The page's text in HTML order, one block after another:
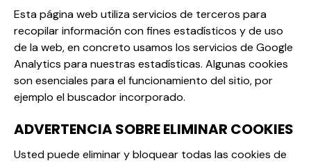
Esta página web utiliza servicios de terceros para
recopilar información con fines estadísticos y de uso
de la web, en concreto usamos los servicios de Google
Analytics para nuestras estadísticas. Algunas cookies
son esenciales para el funcionamiento del sitio, por
ejemplo el buscador incorporado.
ADVERTENCIA SOBRE ELIMINAR COOKIES
Usted puede eliminar y bloquear todas las cookies de